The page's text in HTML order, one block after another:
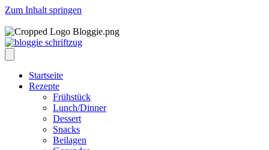
Zum Inhalt springen
Startseite
Rezepte
Frühstück
Lunch/Dinner
Dessert
Snacks
Beilagen